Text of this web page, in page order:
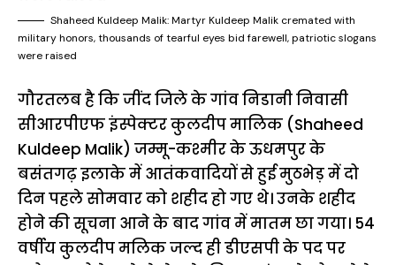
Shaheed Kuldeep Malik: Martyr Kuldeep Malik cremated with
military honors, thousands of tearful eyes bid farewell, patriotic slogans
were raised
गौरतलब है कि जींद जिले के गांव निडानी निवासी
सीआरपीएफ इंस्पेक्टर कुलदीप मालिक (Shaheed
Kuldeep Malik) जम्मू-कश्मीर के ऊधमपुर के
बसंतगढ़ इलाके में आतंकवादियों से हुई मुठभेड़ में दो
दिन पहले सोमवार को शहीद हो गए थे। उनके शहीद
होने की सूचना आने के बाद गांव में मातम छा गया। 54
वर्षीय कुलदीप मलिक जल्द ही डीएसपी के पद पर